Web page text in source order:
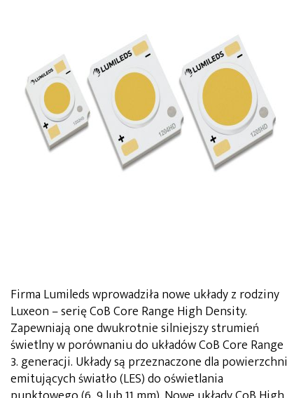
Firma Lumileds wprowadziła nowe układy z rodziny
Luxeon – serię CoB Core Range High Density.
Zapewniają one dwukrotnie silniejszy strumień
świetlny w porównaniu do układów CoB Core Range
3. generacji. Układy są przeznaczone dla powierzchni
emitujących światło (LES) do oświetlania